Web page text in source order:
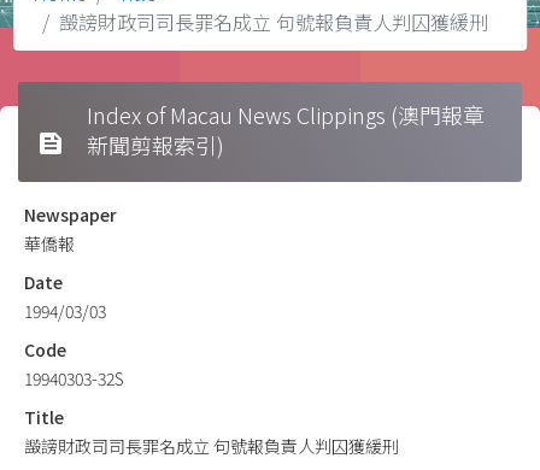
譭謗財政司司長罪名成立 句號報負責人判囚獲緩刑
feed
Index of Macau News Clippings (澳門報章
新聞剪報索引)
Newspaper
華僑報
Date
1994/03/03
Code
19940303-32S
Title
譭謗財政司司長罪名成立 句號報負責人判囚獲緩刑